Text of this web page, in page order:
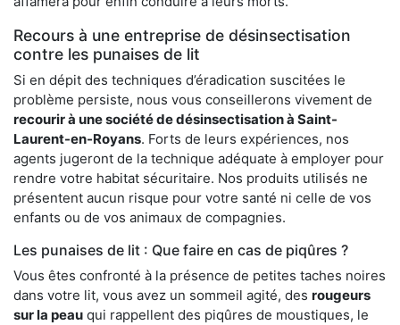
Recours à une entreprise de désinsectisation
contre les punaises de lit
Si en dépit des techniques d’éradication suscitées le
problème persiste, nous vous conseillerons vivement de
recourir à une société de désinsectisation à Saint-
Laurent-en-Royans. Forts de leurs expériences, nos
agents jugeront de la technique adéquate à employer pour
rendre votre habitat sécuritaire. Nos produits utilisés ne
présentent aucun risque pour votre santé ni celle de vos
enfants ou de vos animaux de compagnies.
Les punaises de lit : Que faire en cas de piqûres ?
Vous êtes confronté à la présence de petites taches noires
dans votre lit, vous avez un sommeil agité, des rougeurs
sur la peau qui rappellent des piqûres de moustiques, le